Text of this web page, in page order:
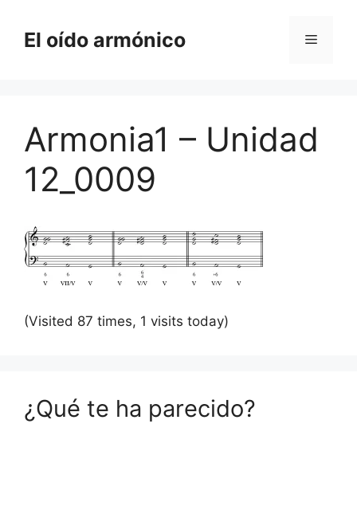
contenido
El oído armónico Menú
Armonia1 – Unidad
12_0009
(Visited 87 times, 1 visits today)
¿Qué te ha parecido?